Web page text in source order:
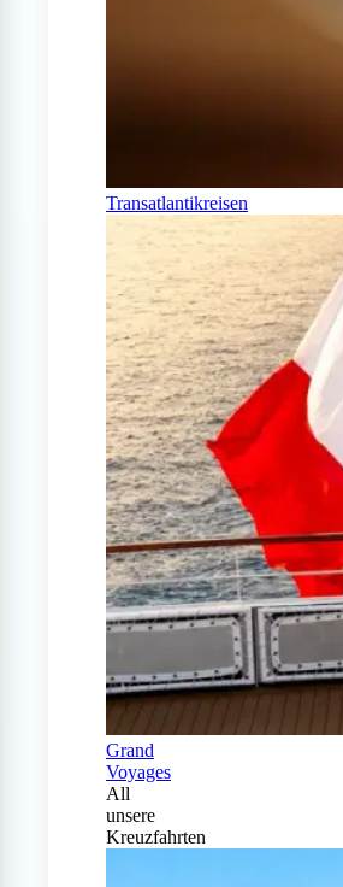
Transatlantikreisen
Grand
Voyages
All
unsere
Kreuzfahrten